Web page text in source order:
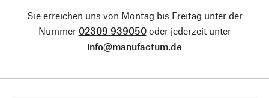
Sie erreichen uns von Montag bis Freitag unter der
Nummer 02309 939050oder jederzeit unter
info@manufactum.de